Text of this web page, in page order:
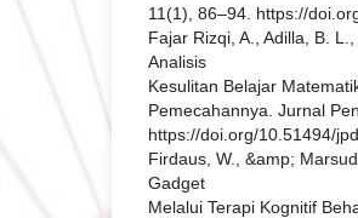
11(1), 86–94. https://
Fajar Rizqi, A., Adilla, B.
Analisis
Kesulitan Belajar
Pemecahannya. Jurnal
https://doi.org/10.51494/
Firdaus, W., &amp;
Gadget
Melalui Terapi Kognitif